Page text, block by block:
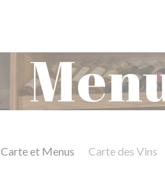
Carte et Menus Carte des Vins